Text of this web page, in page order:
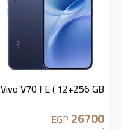
Vivo V70 FE ( 12+256 GB )
26700
EGP